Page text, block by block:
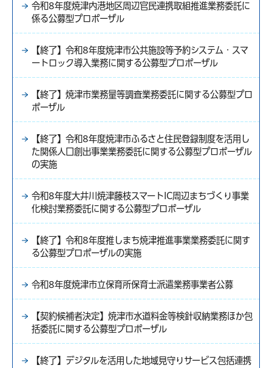
令和8年度焼津内港地区周辺官民連携取組推進業務委託に
係る公募型プロポーザル
【終了】令和8年度焼津市公共施設等予約システム・スマ
ートロック導入業務に関する公募型プロポーザル
【終了】焼津市業務量等調査業務委託に関する公募型プロ
ポーザル
【終了】令和8年度焼津市ふるさと住民登録制度を活用し
た関係人口創出事業業務委託に関する公募型プロポーザル
の実施
令和8年度大井川焼津藤枝スマートIC周辺まちづくり事業
化検討業務委託に関する公募型プロポーザル
【終了】令和8年度推しまち焼津推進事業業務委託に関す
る公募型プロポーザルの実施
令和8年度焼津市立保育所保育士派遣業務事業者公募
【契約候補者決定】焼津市水道料金等検針収納業務ほか包
括委託に関する公募型プロポーザル
【終了】デジタルを活用した地域見守りサービス包括連携